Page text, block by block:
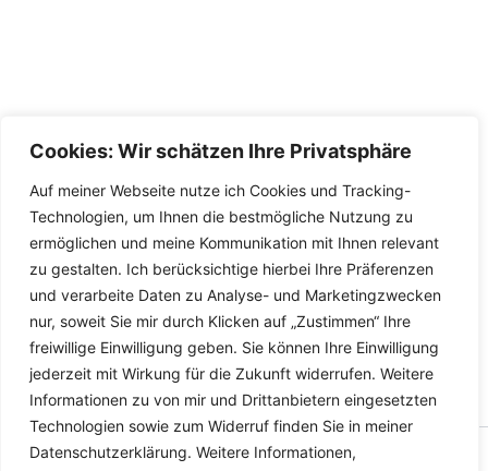
Cookies: Wir schätzen Ihre Privatsphäre
Auf meiner Webseite nutze ich Cookies und Tracking-
Technologien, um Ihnen die bestmögliche Nutzung zu
ermöglichen und meine Kommunikation mit Ihnen relevant
zu gestalten. Ich berücksichtige hierbei Ihre Präferenzen
und verarbeite Daten zu Analyse- und Marketingzwecken
nur, soweit Sie mir durch Klicken auf „Zustimmen“ Ihre
freiwillige Einwilligung geben. Sie können Ihre Einwilligung
jederzeit mit Wirkung für die Zukunft widerrufen. Weitere
Informationen zu von mir und Drittanbietern eingesetzten
Technologien sowie zum Widerruf finden Sie in meiner
Datenschutzerklärung. Weitere Informationen,
Copyright © 2026 Versandhandel für Fahrzeugteile, Ersatzteile